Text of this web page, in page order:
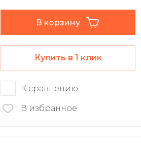
В корзину
Купить в 1 клик
К сравнению
В избранное